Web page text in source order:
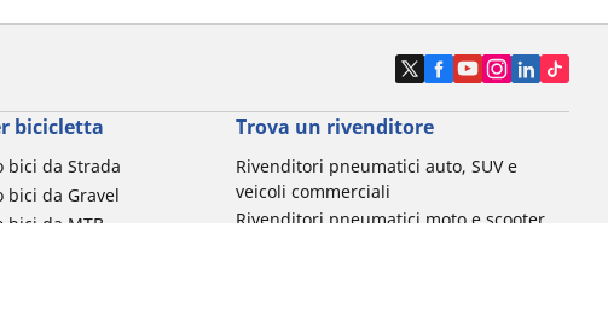
bicicletta
bici da Strada
bici da Gravel
bici da MTB
Trova un rivenditore
Rivenditori pneumatici auto, SUV e
veicoli commerciali
Rivenditori pneumatici moto e scooter